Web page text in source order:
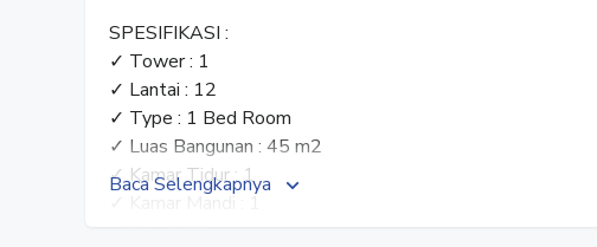
SPESIFIKASI :
✓ Tower : 1
✓ Lantai : 12
✓ Type : 1 Bed Room
✓ Luas Bangunan : 45 m2
✓ Kamar Tidur : 1
✓ Kamar Mandi : 1
Baca Selengkapnya